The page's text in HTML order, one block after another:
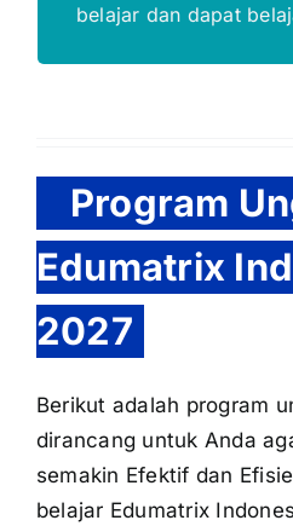
belajar dan dapat
Program
Edumatrix
2027
Berikut adalah program
dirancang untuk Anda
semakin Efektif dan
belajar Edumatrix